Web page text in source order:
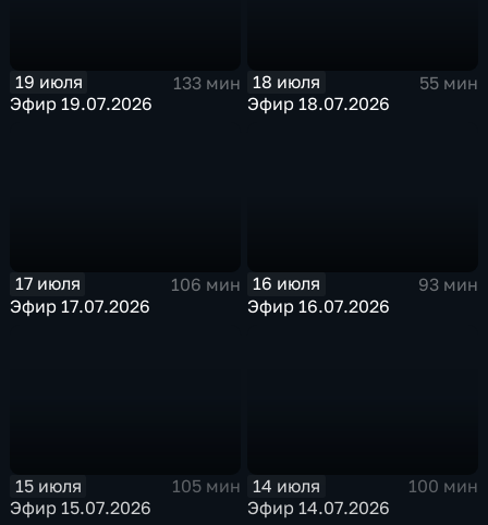
19 июля
133 мин
Эфир 19.07.2026
18 июля
55 мин
Эфир 18.07.2026
17 июля
106 мин
Эфир 17.07.2026
16 июля
93 мин
Эфир 16.07.2026
15 июля
105 мин
Эфир 15.07.2026
14 июля
100 мин
Эфир 14.07.2026